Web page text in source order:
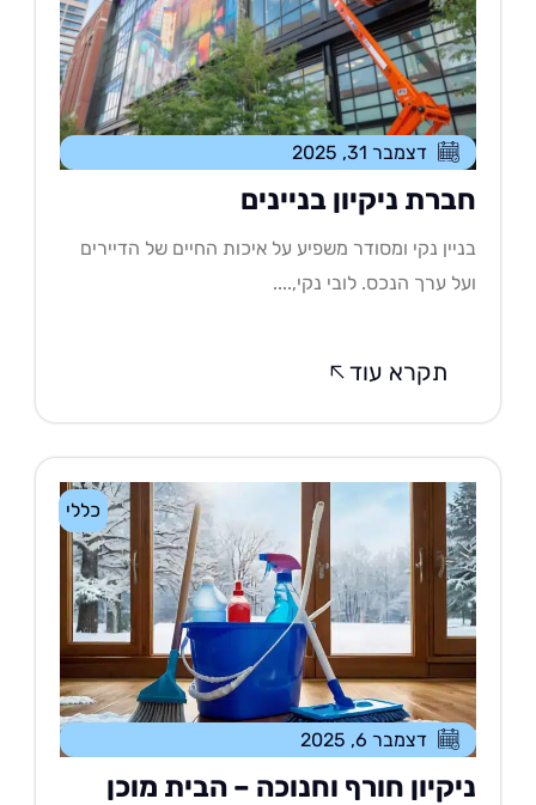
דצמבר 31, 2025
ניקיון בניינים
נקי ומסודר משפיע על איכות החיים של הדיירים
ערך הנכס. לובי נקי,....
תקרא עוד
כללי
דצמבר 6, 2025
חורף וחנוכה – הבית מוכן